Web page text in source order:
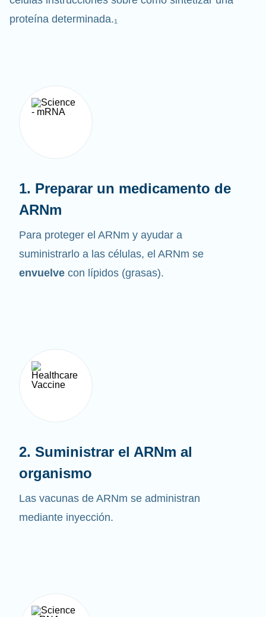
células instrucciones sobre cómo sintetizar una
proteína determinada.₁
1. Preparar un medicamento de
ARNm
Para proteger el ARNm y ayudar a
suministrarlo a las células, el ARNm se
envuelve con lípidos (grasas).
2. Suministrar el ARNm al
organismo
Las vacunas de ARNm se administran
mediante inyección.